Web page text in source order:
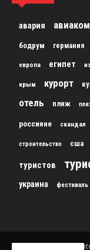
авария
бодрум германия
европа египет
крым курорт
отель
пляж
россияне скандал
строительство сша
туристов
украина фестиваль
© 2012-2024